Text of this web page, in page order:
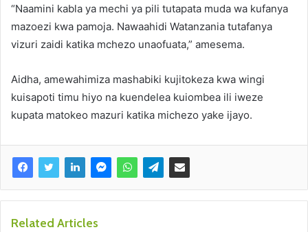
“Naamini kabla ya mechi ya pili tutapata muda wa kufanya
mazoezi kwa pamoja. Nawaahidi Watanzania tutafanya
vizuri zaidi katika mchezo unaofuata,” amesema.
Aidha, amewahimiza mashabiki kujitokeza kwa wingi
kuisapoti timu hiyo na kuendelea kuiombea ili iweze
kupata matokeo mazuri katika michezo yake ijayo.
Related Articles